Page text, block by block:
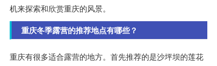
机来探索和欣赏重庆的风景。
重庆冬季露营的推荐地点有哪些？
重庆有很多适合露营的地方。首先推荐的是沙坪坝的莲花